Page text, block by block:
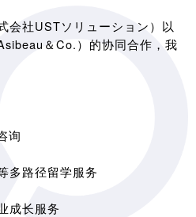
会社USTソリューション）以
＆Co.）的协同合作，我
询
多路径留学服务
成长服务